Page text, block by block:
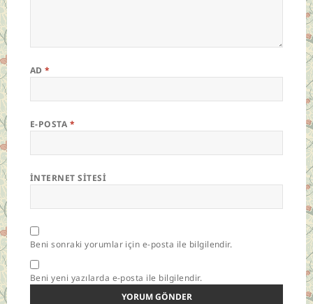
AD*
E-POSTA *
İNTERNET SITESI
Beni sonraki yorumlar için e-posta ile bilgilendir.
Beni yeni yazılarda e-posta ile bilgilendir.